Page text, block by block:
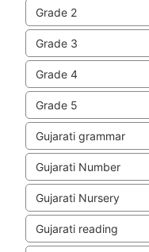
Grade 2
Grade 3
Grade 4
Grade 5
Gujarati grammar
Gujarati Number
Gujarati Nursery
Gujarati reading